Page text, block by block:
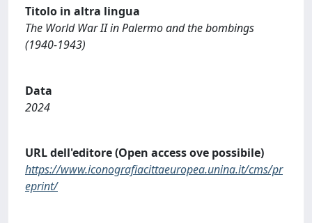
Titolo in altra lingua
The World War II in Palermo and the bombings
(1940-1943)
Data
2024
URL dell'editore (Open access ove possibile)
https://www.iconografiacittaeuropea.unina.it/cms/pr
eprint/